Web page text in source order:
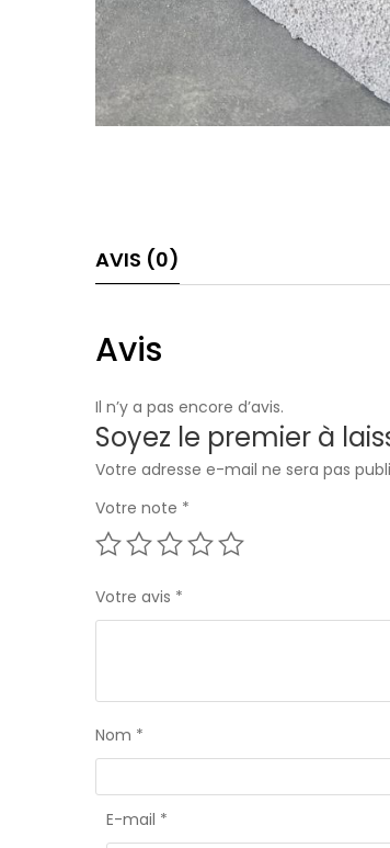
AVIS (0)
Avis
Il n’y a pas encore d’avis.
Soyez le premier à
Votre adresse e-mail ne sera pas
Votre note *
Votre avis *
Nom *
E-mail *